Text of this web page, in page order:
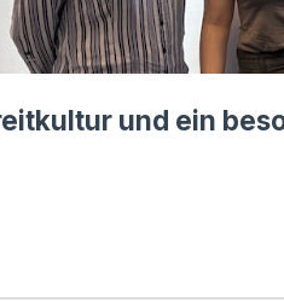
und ein